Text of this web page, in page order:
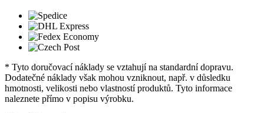
* Tyto doručovací náklady se vztahují na standardní dopravu.
Dodatečné náklady však mohou vzniknout, např. v důsledku
hmotnosti, velikosti nebo vlastností produktů. Tyto informace
naleznete přímo v popisu výrobku.